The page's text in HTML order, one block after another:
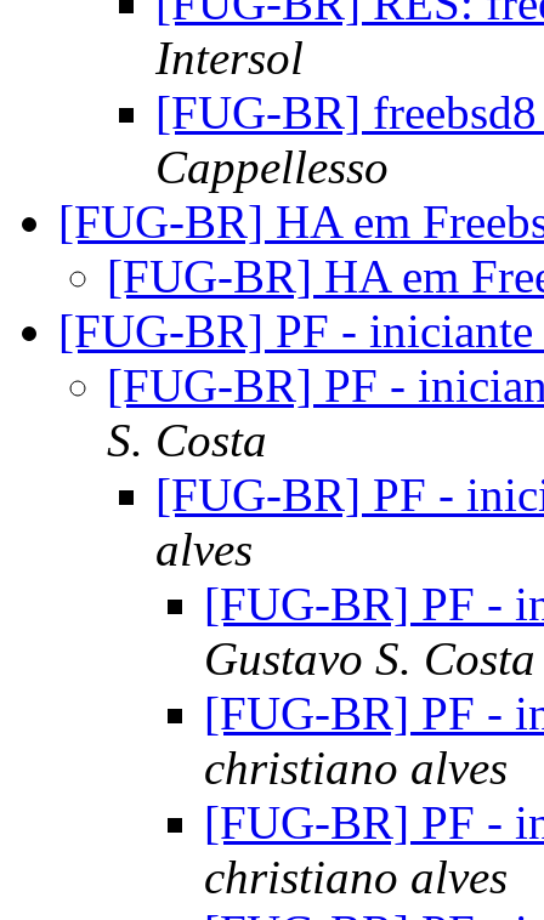
Intersol
[FUG-BR]
Cappellesso
[FUG-BR] HA em
[FUG-BR] HA em
[FUG-BR] PF -
[FUG-BR] PF -
S. Costa
[FUG-BR] PF -
alves
[FUG-BR] PF -
Gustavo S. Costa
[FUG-BR] PF -
christiano alves
[FUG-BR] PF -
christiano alves